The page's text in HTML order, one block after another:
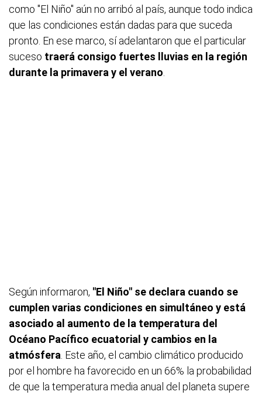
como "El Niño" aún no arribó al país, aunque todo indica
que las condiciones están dadas para que suceda
pronto. En ese marco, sí adelantaron que el particular
suceso traerá consigo fuertes lluvias en la región
durante la primavera y el verano
Según informaron, "El Niño" se declara cuando se
cumplen varias condiciones en simultáneo y está
asociado al aumento de la temperatura del
Océano Pacífico ecuatorial y cambios en la
atmósfera . Este año, el cambio climático producido
por el hombre ha favorecido en un 66% la probabilidad
de que la temperatura media anual del planeta supere